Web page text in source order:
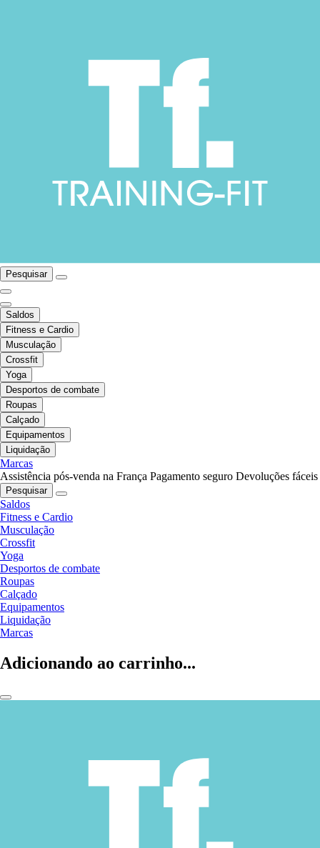
Pesquisar
Saldos
Fitness e Cardio
Musculação
Crossfit
Yoga
Desportos de combate
Roupas
Calçado
Equipamentos
Liquidação
Marcas
Assistência pós-venda na França Pagamento seguro Devoluções fáceis
Pesquisar
Saldos
Fitness e Cardio
Musculação
Crossfit
Yoga
Desportos de combate
Roupas
Calçado
Equipamentos
Liquidação
Marcas
Adicionando ao carrinho...